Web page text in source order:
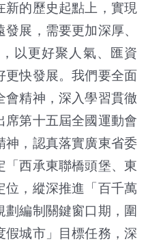
新的歷史起點上，實現
展，需要更加深厚、
以更好聚人氣、匯資
更快發展。我們要全面
會精神，深入學習貫徹
席第十五屆全國運動會
神，認真落實廣東省委
「西承東聯橋頭堡、東
位，縱深推進「百千萬
編制關鍵窗口期，圍
假城市」目標任務，深